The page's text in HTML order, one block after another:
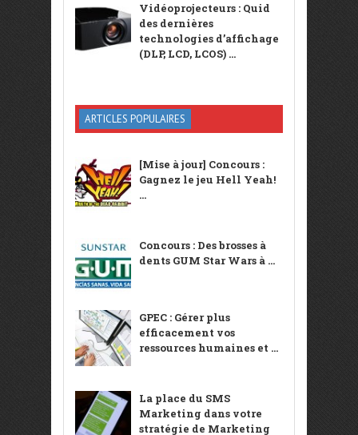
Vidéoprojecteurs : Quid
des dernières
technologies d’affichage
(DLP, LCD, LCOS) ...
ARTICLES POPULAIRES
[Mise à jour] Concours :
Gagnez le jeu Hell Yeah!
...
Concours : Des brosses à
dents GUM Star Wars à ...
GPEC : Gérer plus
efficacement vos
ressources humaines et ...
La place du SMS
Marketing dans votre
stratégie de Marketing